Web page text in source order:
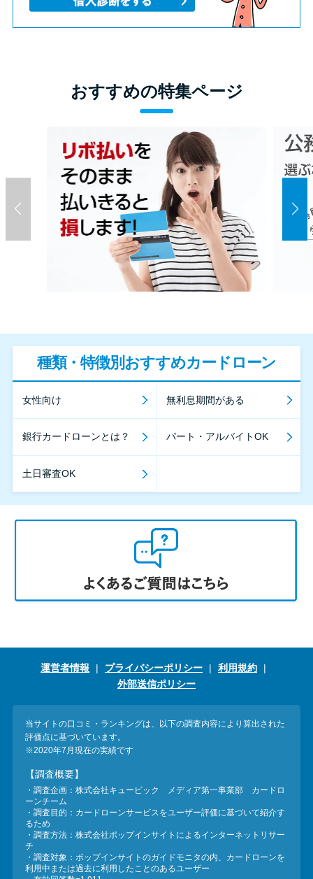
落ちる？バンクイックの口コミ
を分析
合わせ先とシーン別の問い合わ
せ方法
おすすめの特集ページ
種類・特徴別おすすめカードローン
女性向け 無利息期間がある
銀行カードローンとは？ パート・アルバイトOK
土日審査OK
運営者情報 プライバシーポリシー
利用規約
外部送信ポリシー
当サイトの口コミ・ランキングは、以下の調査内容により算出された
評価点に基づいています。
※2020年7月現在の実績です
【調査概要】
・調査企画：株式会社キュービック メディア第一事業部 カードロ
ーンチーム
・調査目的：カードローンサービスをユーザー評価に基づいて紹介す
るため
・調査方法：株式会社ポップインサイトによるインターネットリサー
チ
・調査対象：ポップインサイトのガイドモニタの内、カードローンを
利用中または過去に利用したことのあるユーザー